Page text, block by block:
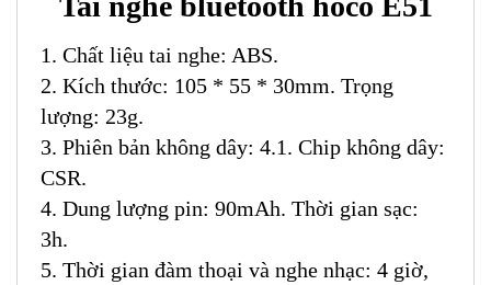
1. Chất liệu tai nghe: ABS.
2. Kích thước: 105 * 55 * 30mm. Trọng
lượng: 23g.
3. Phiên bản không dây: 4.1. Chip không dây:
CSR.
4. Dung lượng pin: 90mAh. Thời gian sạc:
3h.
5. Thời gian đàm thoại và nghe nhạc: 4 giờ,